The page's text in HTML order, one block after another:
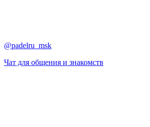
@padelru_msk
Чат для общения и знакомств